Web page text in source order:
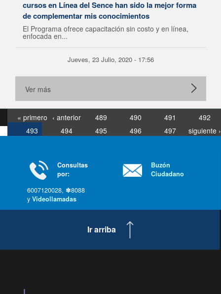
cursos en Línea del Sence han sido la mejor forma
de complementar mis conocimientos
El Programa ofrece capacitación sin costo y en línea,
enfocada en...
Jueves, 23 Julio, 2020 - 17:56
Ver más
« primero ‹ anterior 489 490 491
492
493
494 495 496 497
siguiente ›
Consultas
por:
6007120028, ✽8088
y Videollamadas
Buzón
Ciudadano
Ir arriba